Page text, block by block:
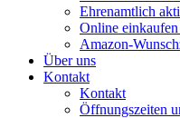
Ehrenamtlich
Online
Amazon-
Über uns
Kontakt
Kontakt
Öffnungszeiten